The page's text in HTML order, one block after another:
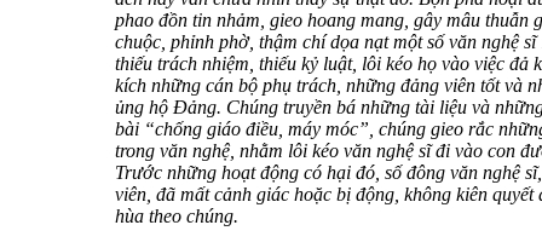
phao đồn tin nhảm, gieo hoang mang, gây mâu thuẫn
chuộc, phỉnh phờ, thậm chí dọa nạt một số văn nghệ
thiếu trách nhiệm, thiếu kỷ luật, lôi kéo họ vào việc đả
kích những cán bộ phụ trách, những đảng viên tốt và
ủng hộ Đảng. Chúng truyền bá những tài liệu và
bài “chống giáo điều, máy móc”, chúng gieo rắc
trong văn nghệ, nhằm lôi kéo văn nghệ sĩ đi vào con
Trước những hoạt động có hại đó, số đông văn nghệ
viên, đã mất cảnh giác hoặc bị động, không kiên
hùa theo chúng.